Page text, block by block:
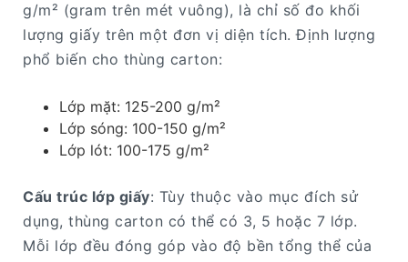
g/m² (gram trên mét vuông), là chỉ số đo khối
lượng giấy trên một đơn vị diện tích. Định lượng
phổ biến cho thùng carton:
Lớp mặt: 125-200 g/m²
Lớp sóng: 100-150 g/m²
Lớp lót: 100-175 g/m²
Cấu trúc lớp giấy: Tùy thuộc vào mục đích sử
dụng, thùng carton có thể có 3, 5 hoặc 7 lớp.
Mỗi lớp đều đóng góp vào độ bền tổng thể của